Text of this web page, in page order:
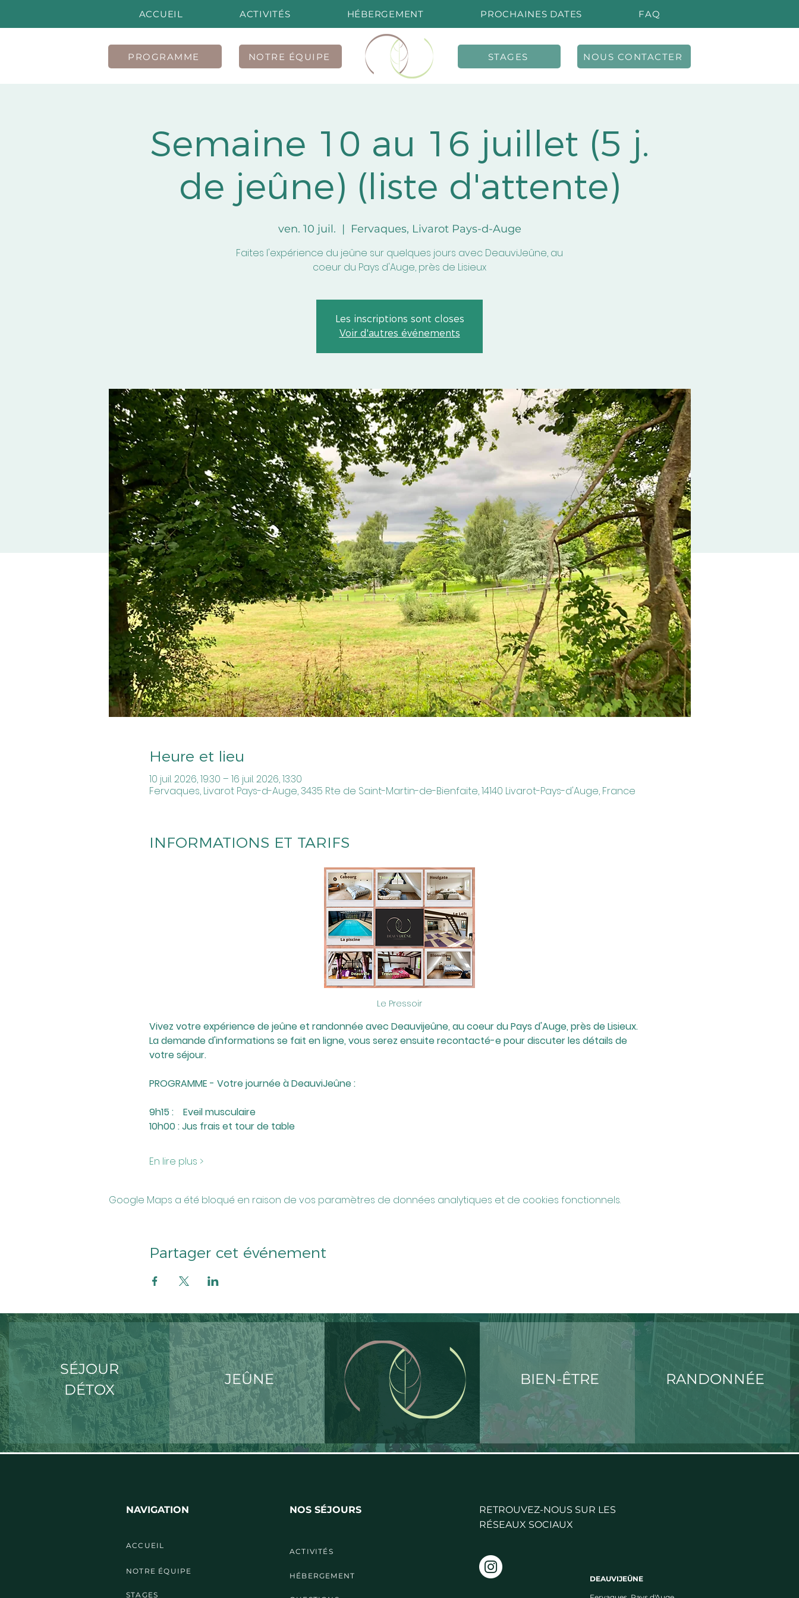
ACCUEIL ACTIVITÉS HÉBERGEMENT PROCHAINES DATES FAQ
PROGRAMME NOTRE ÉQUIPE STAGES NOUS CONTACTER
Semaine 10 au 16 juillet (5 j.
de jeûne) (liste d'attente)
ven. 10 juil.
  |
Fervaques, Livarot Pays-d-Auge
Faites l'expérience du jeûne sur quelques jours avec DeauviJeûne, au
coeur du Pays d'Auge, près de Lisieux
Les inscriptions sont closes
Voir d'autres événements
Heure et lieu
10 juil. 2026, 19:30 – 16 juil. 2026, 13:30
Fervaques, Livarot Pays-d-Auge, 3435 Rte de Saint-Martin-de-Bienfaite, 14140 Livarot-Pays-d'Auge, France
INFORMATIONS ET TARIFS
Le Pressoir
Vivez votre expérience de jeûne et randonnée avec Deauvijeûne, au coeur du Pays d'Auge, près de Lisieux.
La demande d'informations se fait en ligne, vous serez ensuite recontacté-e pour discuter les détails de
votre séjour.
PROGRAMME - Votre journée à DeauviJeûne :
9h15 :    Eveil musculaire
10h00 : Jus frais et tour de table
En lire plus >
Google Maps a été bloqué en raison de vos paramètres de données analytiques et de cookies fonctionnels.
Partager cet événement
SÉJOUR
DÉTOX
JEÛNE BIEN-ÊTRE RANDONNÉE
NAVIGATION
ACCUEIL
NOTRE ÉQUIPE
STAGES
NOS SÉJOURS
ACTIVITÉS
HÉBERGEMENT
RETROUVEZ-NOUS SUR LES
RÉSEAUX SOCIAUX
DEAUVIJEÛNE